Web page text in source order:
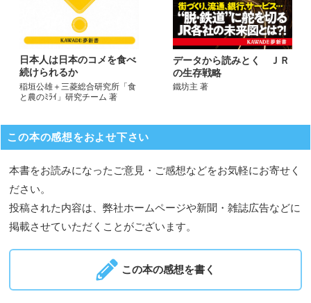
日本人は日本のコメを食べ
続けられるか
稲垣公雄＋三菱総合研究所「食
と農のﾐﾗｲ」研究チーム 著
データから読みとく ＪＲ
の生存戦略
鐵坊主 著
この本の感想をおよせ下さい
本書をお読みになったご意見・ご感想などをお気軽にお寄せく
ださい。
投稿された内容は、弊社ホームページや新聞・雑誌広告などに
掲載させていただくことがございます。
この本の感想を書く